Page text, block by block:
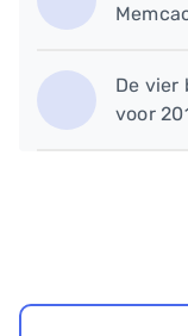
​De vier
voor